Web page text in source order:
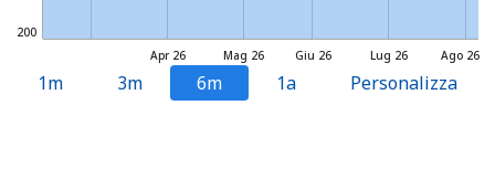
Mag 26 Lug 26
Apr 26 Giu 26 Ago 26
200
1m 3m 6m 1a Personalizza